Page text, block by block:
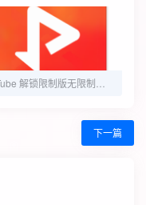
下一篇